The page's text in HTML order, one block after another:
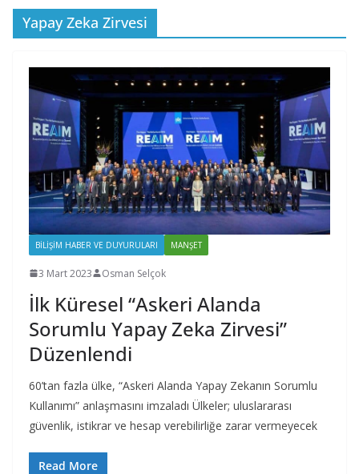
Yapay Zeka Zirvesi
BILIŞIM HABER VE DUYURULARI MANŞET
3 Mart 2023 Osman Selçok
İlk Küresel “Askeri Alanda
Sorumlu Yapay Zeka Zirvesi”
Düzenlendi
60’tan fazla ülke, “Askeri Alanda Yapay Zekanın Sorumlu
Kullanımı” anlaşmasını imzaladı Ülkeler; uluslararası
güvenlik, istikrar ve hesap verebilirliğe zarar vermeyecek
Read More